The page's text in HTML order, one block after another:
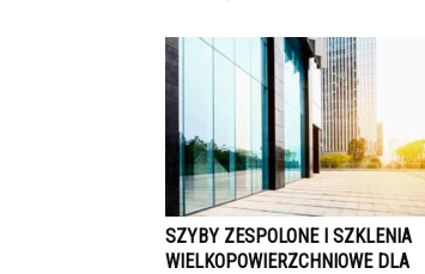
SZYBY ZESPOLONE I SZKLENIA
WIELKOPOWIERZCHNIOWE DLA